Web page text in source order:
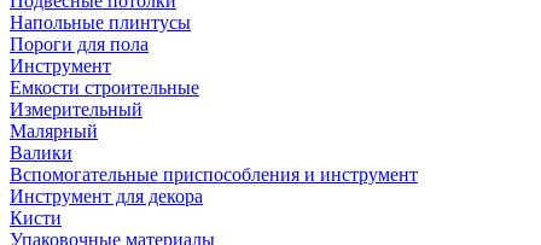
Напольные плинтусы
Пороги для пола
Инструмент
Емкости строительные
Измерительный
Малярный
Валики
Вспомогательные приспособления и инструмент
Инструмент для декора
Кисти
Упаковочные материалы